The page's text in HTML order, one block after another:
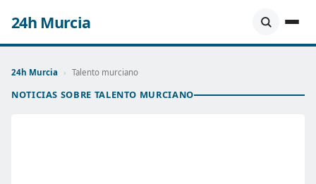
24h Murcia
24h Murcia › Talento murciano
NOTICIAS SOBRE TALENTO MURCIANO